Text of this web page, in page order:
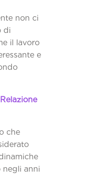
non ci
di
il lavoro
e
che
negli anni